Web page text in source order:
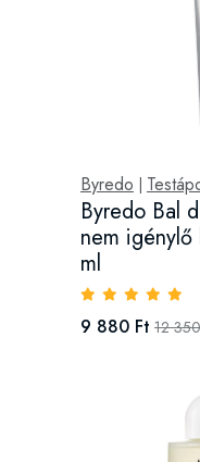
Byredo
Byredo Bal
nem
ml
9 880 Ft 12